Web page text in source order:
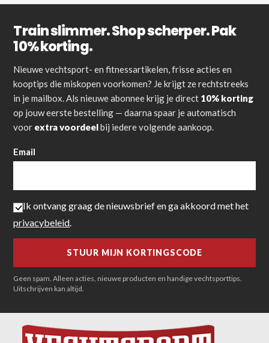
Train slimmer. Shop scherper. Pak
10% korting.
Nieuwe vechtsport- en fitnessartikelen, frisse acties en
kooptips die miskopen voorkomen? Je krijgt ze rechtstreeks
in je mailbox. Als nieuwe abonnee krijg je direct 10% korting
op jouw eerste bestelling — daarna spaar je automatisch
voor extra voordeelbij iedere volgende aankoop.
Email
Ik ontvang graag de nieuwsbrief en ga akkoord met het
privacybeleid
Geen spam. Alleen acties, nieuwe producten en handige vechtsporttips.
Uitschrijven kan altijd.